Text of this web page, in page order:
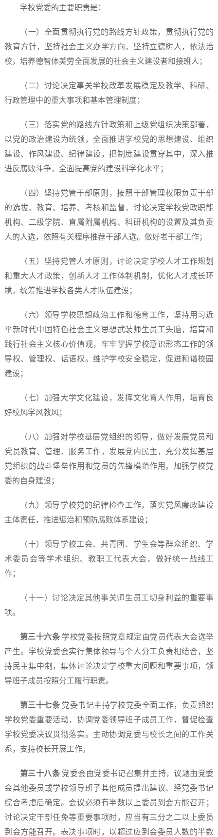
学校党委的主要职责是：
（一）全面贯彻执行党的路线方针政策，贯彻执行党的
教育方针，坚持社会主义办学方向，坚持立德树人，依法治
校，培养德智体美劳全面发展的社会主义建设者和接班人；
（二）讨论决定事关学校改革发展稳定及教学、科研、
行政管理中的重大事项和基本管理制度；
（三）落实党的路线方针政策和上级党组织决策部署，
以党的政治建设为统领，全面推进学校党的思想建设、组织
建设、作风建设、纪律建设，把制度建设贯穿其中，深入推
进反腐败斗争，全面提高党的建设科学化水平；
（四）坚持党管干部原则，按照干部管理权限负责干部
的选拔、教育、培养、考核和监督，讨论决定学校党政职能
机构、二级学院、直属附属机构、科研机构的设置及其负责
人的人选，依照有关程序推荐干部人选。做好老干部工作；
（五）坚持党管人才原则，讨论决定学校人才工作规划
和重大人才政策，创新人才工作体制机制，优化人才成长环
境，统筹推进学校各类人才队伍建设；
（六）领导学校思想政治工作和德育工作，坚持用习近
平新时代中国特色社会主义思想武装师生员工头脑，培育和
践行社会主义核心价值观，牢牢掌握学校意识形态工作的领
导权、管理权、话语权。维护学校安全稳定，促进和谐校园
建设；
（七）加强大学文化建设，发挥文化育人作用，培育良
好校风学风教风；
（八）加强对学校基层党组织的领导，做好发展党员和
党员教育、管理、服务工作，发展党内民主，充分发挥基层
党组织的战斗堡垒作用和党员的先锋模范作用。加强学校党
委的自身建设；
（九）领导学校党的纪律检查工作，落实党风廉政建设
主体责任，推进惩治和预防腐败体系建设；
（十）领导学校工会、共青团、学生会等群众组织、学
术委员会等学术组织、教职工代表大会，做好统一战线工
作；
（十一）讨论决定其他事关师生员工切身利益的重要事
项。
第三十六条 学校党委按照党章规定由党员代表大会选举
产生。学校党委会实行集体领导与个人分工负责相结合，坚
持民主集中制，集体讨论决定学校重大问题和重要事项，领
导班子成员按照分工履行职责。
第三十七条 党委书记主持学校党委全面工作，负责组织
学校党委重要活动，协调党委领导班子成员工作，督促检查
学校党委决议贯彻落实。主动协调党委与校长之间的工作关
系，支持校长开展工作。
第三十八条 党委会由党委书记召集并主持，议题由党委
会其他委员或学校领导班子其他成员提出建议、经党委书记
综合考虑后确定。会议必须有半数以上委员到会方能召开；
讨论决定干部任免等重要事项时，应当有三分之二以上委员
到会方能召开。表决事项时，以超过应到会委员人数的半数